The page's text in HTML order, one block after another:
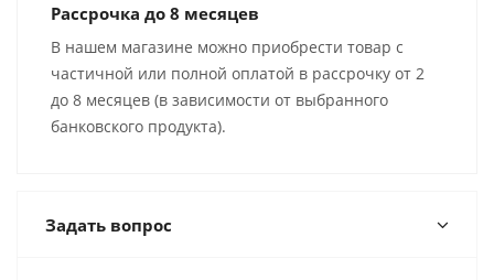
Рассрочка до 8 месяцев
В нашем магазине можно приобрести товар с
частичной или полной оплатой в рассрочку от 2
до 8 месяцев (в зависимости от выбранного
банковского продукта).
Задать вопрос